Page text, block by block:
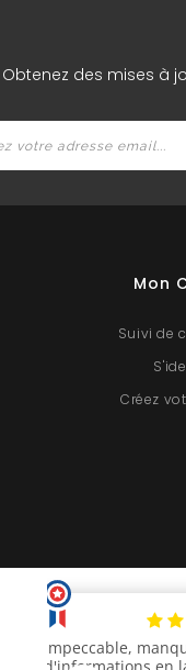
Obtenez des mises à
Mon
Suivi de
Créez